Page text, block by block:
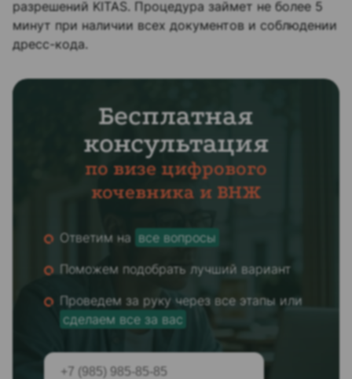
разрешений KITAS. Процедура займет не более 5
минут при наличии всех документов и соблюдении
дресс-кода.
Бесплатная
консультация
по визе цифрового
кочевника и ВНЖ
Ответим на все вопросы
Поможем подобрать лучший вариант
Проведем за руку через все этапы или
сделаем все за вас